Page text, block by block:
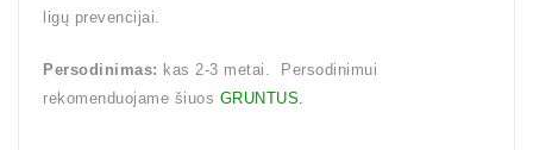
ligų prevencijai.
Persodinimas: kas 2-3 metai. Persodinimui
rekomenduojame šiuos GRUNTUS.